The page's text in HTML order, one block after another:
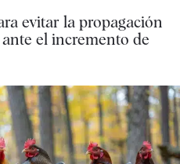
evitar la propagación
el incremento de